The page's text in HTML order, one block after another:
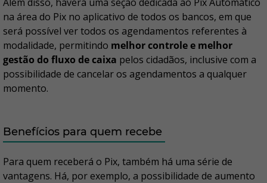
na área do Pix no aplicativo de todos os bancos, em que
será possível ver todos os agendamentos referentes à
modalidade, permitindo melhor controle e melhor
gestão do fluxo de caixa pelos cidadãos, inclusive com a
possibilidade de cancelar os agendamentos a qualquer
momento.
Benefícios para quem recebe
Para quem receberá o Pix, também há uma série de
vantagens. Há, por exemplo, a possibilidade de aumento